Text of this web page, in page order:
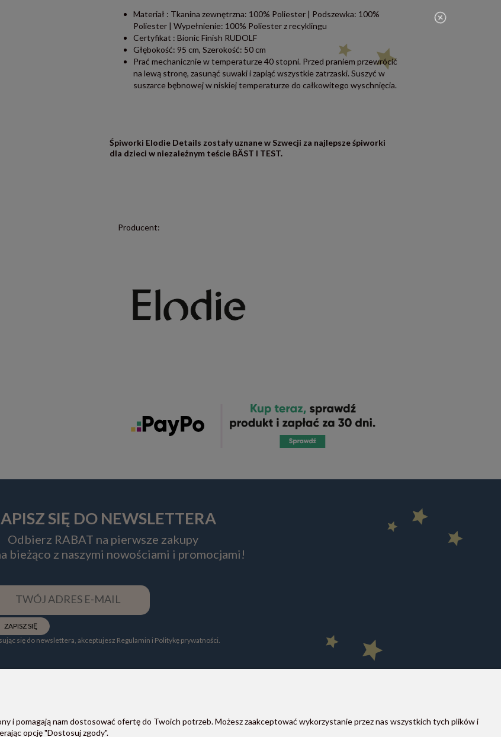
Materiał : Tkanina zewnętrzna: 100% Poliester | Podszewka: 100%
Poliester | Wypełnienie: 100% Poliester z recyklingu
Certyfikat : Bionic Finish RUDOLF
Głębokość: 95 cm, Szerokość: 50 cm
Prać mechanicznie w temperaturze 40 stopni. Przed praniem przewrócić
na lewą stronę, zasunąć suwaki i zapiąć wszystkie zatrzaski. Suszyć w
suszarce bębnowej w niskiej temperaturze do całkowitego wyschnięcia.
Śpiworki Elodie Details zostały uznane w Szwecji za najlepsze śpiworki
dla dzieci w niezależnym teście BÄST I TEST.
Producent:
SIĘ DO NEWSLETTERA
Odbierz RABAT na pierwsze zakupy
bieżąco z naszymi nowościami i promocjami!
ZAPISZ SIĘ
się do newslettera, akceptujesz Regulamin i Politykę prywatności.
PŁATNOŚCI I DOSTAWA MOON STORE W SOCIAL MEDIA
i pomagają nam dostosować ofertę do Twoich potrzeb. Możesz zaakceptować wykorzystanie przez nas wszystkich tych plików i
opcję "Dostosuj zgody".